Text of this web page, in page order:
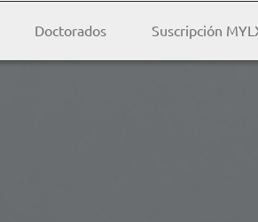
Doctorados Suscripción